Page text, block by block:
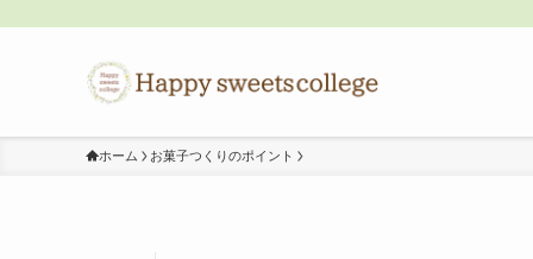
ホーム お菓子つくりのポイント